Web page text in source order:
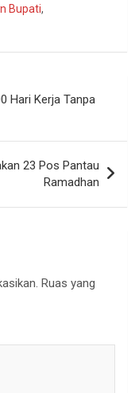
Bupati,
Hari Kerja Tanpa
23 Pos Pantau
Ramadhan
Ruas yang